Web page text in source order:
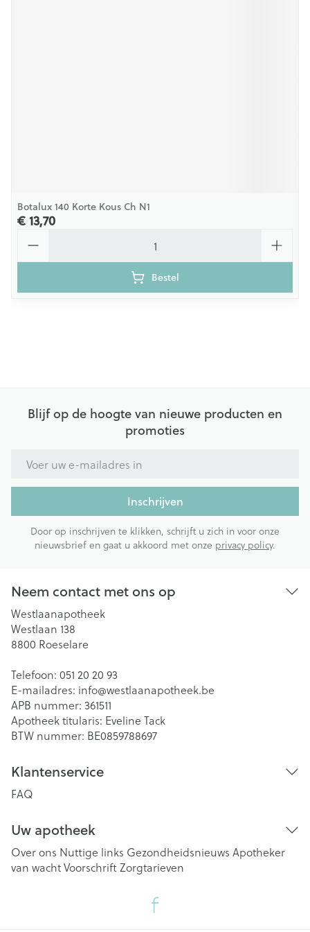
Botalux 140 Korte Kous Ch N1
€ 13,70
Bestel
Blijf op de hoogte van nieuwe producten en
promoties
Inschrijven
Door op inschrijven te klikken, schrijft u zich in voor onze
nieuwsbrief en gaat u akkoord met onze privacy policy.
Neem contact met ons op
Westlaanapotheek
Westlaan 138
8800 Roeselare
Telefoon: 051 20 20 93
E-mailadres: info@westlaanapotheek.be
APB nummer: 361511
Apotheek titularis: Eveline Tack
BTW nummer: BE0859788697
Klantenservice
FAQ
Uw apotheek
Over ons Nuttige links Gezondheidsnieuws Apotheker
van wachtVoorschriftZorgtarieven